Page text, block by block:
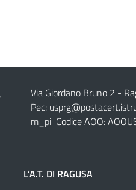
Via Giordano Bruno 2 -
Pec:
m_pi Codice AOO:
L’A.T. DI RAGUSA